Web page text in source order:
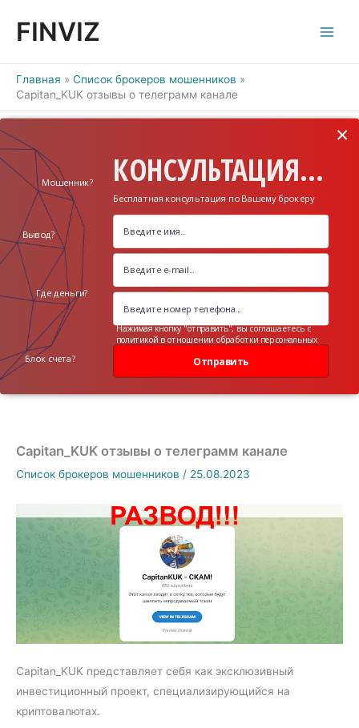
FINVIZ
Главная
Список брокеров мошенников
Capitan_KUK отзывы о телеграмм канале
КОНСУЛЬТАЦИЯ...
Бесплатная консультация по Вашему брокеру
Мошенник?
Вывод?
Где деньги?
Блок счета? Отправить
×
Нажимая кнопку "отправить", вы соглашаетесь с
политикой в отношении обработки персональных
Capitan_KUK отзывы о телеграмм канале
Список брокеров мошенников / 25.08.2023
Capitan_KUK представляет себя как эксклюзивный
инвестиционный проект, специализирующийся на
криптовалютах.